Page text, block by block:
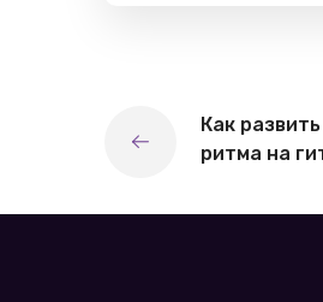
Как
ритма на